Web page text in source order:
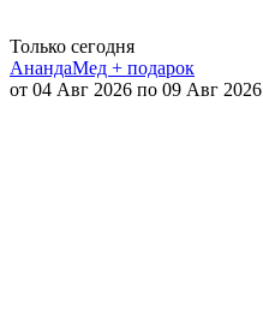
Только сегодня
АнандаМед + подарок
от 04 Авг 2026 по 09 Авг 2026